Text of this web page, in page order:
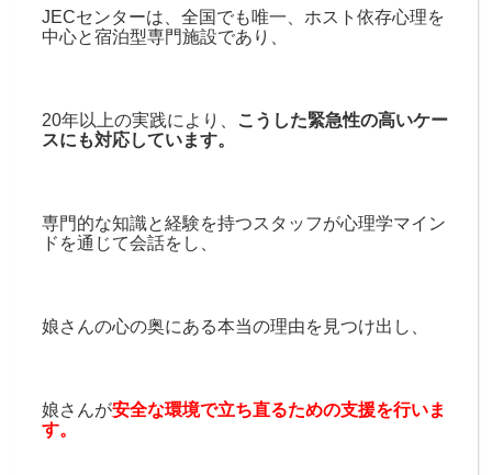
JECセンターは、全国でも唯一、ホスト依存心理を
中心と宿泊型専門施設であり、
20年以上の実践により、 こうした緊急性の高いケー
スにも対応しています。
専門的な知識と経験を持つスタッフが心理学マイン
ドを通じて会話をし、
娘さんの心の奥にある本当の理由を見つけ出し、
娘さんが安全な環境で立ち直るための支援を行いま
す。